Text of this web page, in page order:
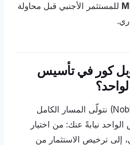
للمستثمر الأجنبي قبل محاولة
كور في تأسيس
في نوبل كور (Noble Core) نتولّى المسار الكامل
نيابةً عنك: من اختيار
إلى ترخيص الاستثمار من